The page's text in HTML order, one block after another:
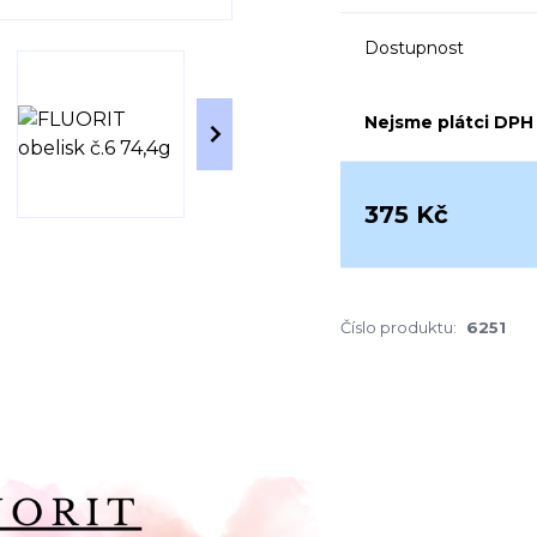
Dostupnost
Nejsme plátci DPH
375 Kč
Číslo produktu: 6251